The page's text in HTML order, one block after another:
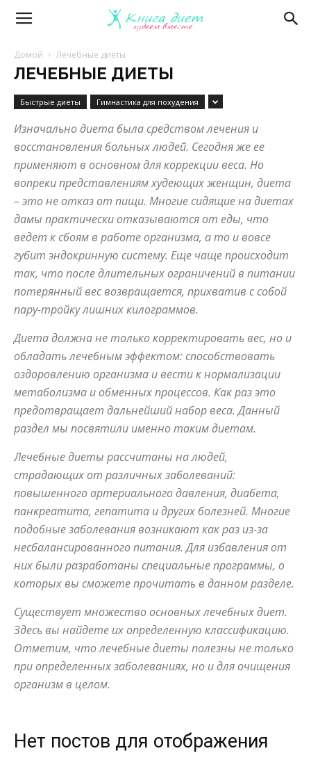
Книга
диет
эффективные
диеты
советы
для
похудения
Домой Лечебные диеты
ЛЕЧЕБНЫЕ ДИЕТЫ
Быстрые диеты Гимнастика для похудения
Изначально диета была средством лечения и
восстановления больных людей. Сегодня же ее
применяют в основном для коррекции веса. Но
вопреки представлениям худеющих женщин, диета
– это не отказ от пищи. Многие сидящие на диетах
дамы практически отказываются от еды, что
ведет к сбоям в работе организма, а то и вовсе
губит эндокринную систему. Еще чаще происходит
так, что после длительных ограничений в питании
потерянный вес возвращается, прихватив с собой
пару-тройку лишних килограммов.
Диета должна не только корректировать вес, но и
обладать лечебным эффектом: способствовать
оздоровлению организма и вести к нормализации
метаболизма и обменных процессов. Как раз это
предотвращает дальнейший набор веса. Данный
раздел мы посвятили именно таким диетам.
Лечебные диеты рассчитаны на людей,
страдающих от различных заболеваний:
повышенного артериального давления, диабета,
панкреатита, гепатита и других болезней. Многие
подобные заболевания возникают как раз из-за
несбалансированного питания. Для избавления от
них были разработаны специальные программы, о
которых вы сможете прочитать в данном разделе.
Существует множество основных лечебных диет.
Здесь вы найдете их определенную классификацию.
Отметим, что лечебные диеты полезны не только
при определенных заболеваниях, но и для очищения
организм в целом.
Нет постов для отображения